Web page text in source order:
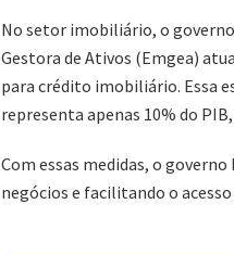
No setor imobiliário, o
Gestora de Ativos (Emgea)
para crédito imobiliário. Essa
representa apenas 10% do
Com essas medidas, o
negócios e facilitando o